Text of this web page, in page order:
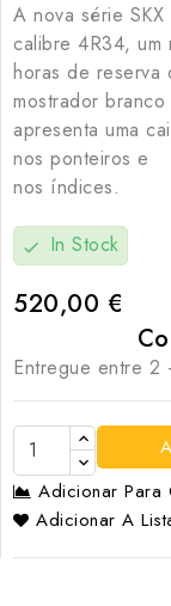
A nova série
calibre 4R34, um
horas de reserva
mostrador
apresenta uma
nos ponteiros e
nos índices.
check In Stock
520,00 €
Entregue entre 2
Adicionar Para
Adicionar A